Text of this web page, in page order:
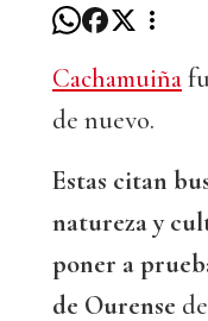
Cachamuiña
de nuevo.
Estas citan
natureza y
poner a
de Ourense